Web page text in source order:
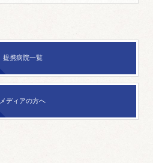
提携病院一覧
メディアの方へ